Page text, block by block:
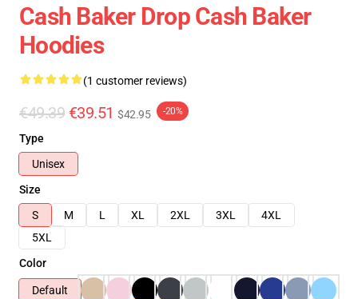
Cash Baker Drop Cash Baker
Hoodies
(1 customer reviews)
€49.39 €39.51 $42.95 -20%
Type
Unisex
Size
S
M L XL 2XL 3XL
4XL
5XL
Color
Default